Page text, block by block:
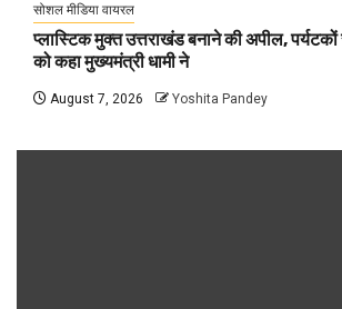
सोशल मीडिया वायरल
प्लास्टिक मुक्त उत्तराखंड बनाने की अपील, पर्यटकों
को कहा मुख्यमंत्री धामी ने
August 7, 2026 Yoshita Pandey